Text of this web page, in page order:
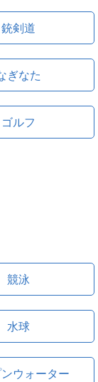
銃剣道
ぎなた
ゴルフ
競泳
水球
ウォーター